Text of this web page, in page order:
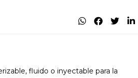
fluido o inyectable para la